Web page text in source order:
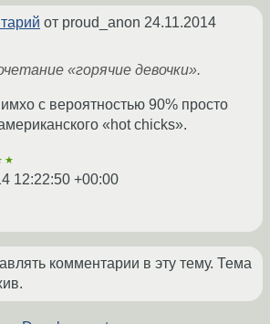
от proud_anon 24.11.2014
«горячие девочки».
с вероятностью 90% просто
«hot chicks».
12:22:50 +00:00
комментарии в эту тему. Тема